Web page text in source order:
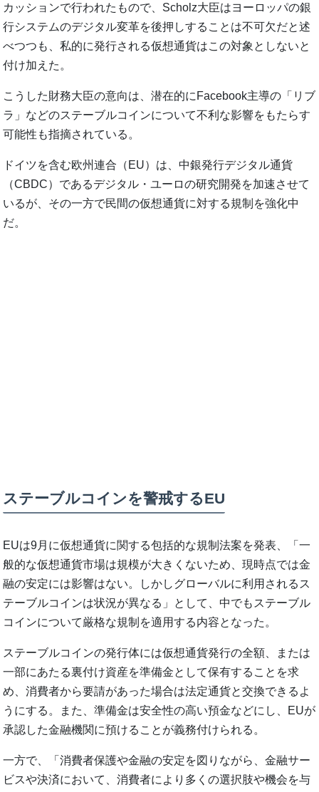
カッションで行われたもので、Scholz大臣はヨーロッパの銀
行システムのデジタル変革を後押しすることは不可欠だと述
べつつも、私的に発行される仮想通貨はこの対象としないと
付け加えた。
こうした財務大臣の意向は、潜在的にFacebook主導の「リブ
ラ」などのステーブルコインについて不利な影響をもたらす
可能性も指摘されている。
ドイツを含む欧州連合（EU）は、中銀発行デジタル通貨
（CBDC）であるデジタル・ユーロの研究開発を加速させて
いるが、その一方で民間の仮想通貨に対する規制を強化中
だ。
ステーブルコインを警戒するEU
EUは9月に仮想通貨に関する包括的な規制法案を発表、「一
般的な仮想通貨市場は規模が大きくないため、現時点では金
融の安定には影響はない。しかしグローバルに利用されるス
テーブルコインは状況が異なる」として、中でもステーブル
コインについて厳格な規制を適用する内容となった。
ステーブルコインの発行体には仮想通貨発行の全額、または
一部にあたる裏付け資産を準備金として保有することを求
め、消費者から要請があった場合は法定通貨と交換できるよ
うにする。また、準備金は安全性の高い預金などにし、EUが
承認した金融機関に預けることが義務付けられる。
一方で、「消費者保護や金融の安定を図りながら、金融サー
ビスや決済において、消費者により多くの選択肢や機会を与